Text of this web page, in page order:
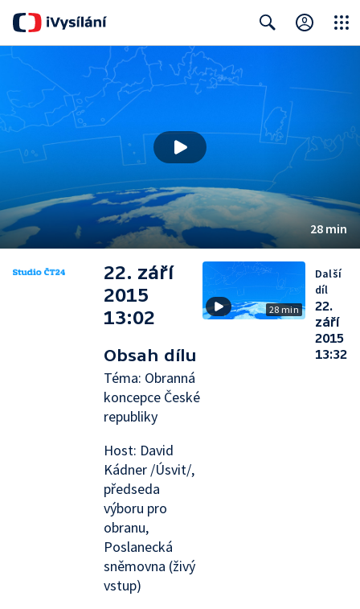
28 min
22. září
2015
13:02
Obsah dílu
Téma: Obranná
koncepce České
republiky
Host: David
Kádner /Úsvit/,
předseda
výboru pro
obranu,
Poslanecká
sněmovna (živý
vstup)
28 min
Další
díl
22.
září
2015
13:32